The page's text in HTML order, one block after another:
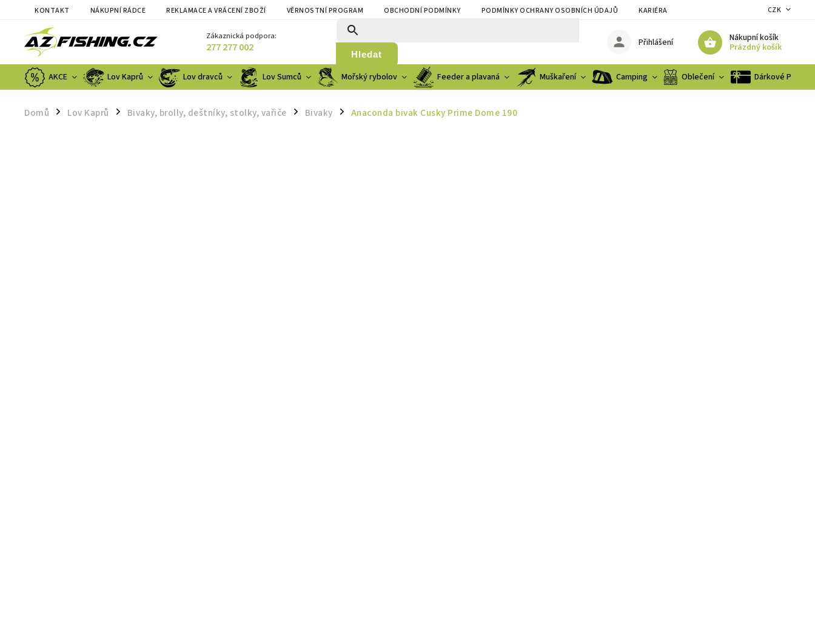
KONTAKT NÁKUPNÍ RÁDCE REKLAMACE A VRÁCENÍ ZBOŽÍ VĚRNOSTNÍ PROGRAM OBCHODNÍ PODMÍNKY PODMÍNKY OCHRANY OSOBNÍCH ÚDAJŮ KARIÉRA CZK
Zákaznická podpora:
277 277 002 Hledat
Nákupní košík
Prázdný košík
Přihlášení
AKCE Lov Kaprů Lov dravců Lov Sumců Mořský rybolov Feeder a plavaná Muškaření Camping Oblečení Dárkové
Domů / Lov Kaprů / Bivaky, brolly, deštníky, stolky, vařiče / Bivaky / Anaconda bivak Cusky Prime Dome 190